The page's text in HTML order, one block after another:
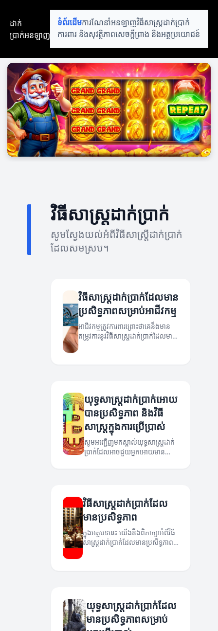
ដាក់
ប្រាក់អនឡាញ
ទំព័រដើមការណែនាំអនឡាញវិធីសាស្ត្រដាក់ប្រាក់
ការពារ និងសុវត្ថិភាពសេចក្តីព្រាង និងអត្ថប្រយោជន៍
វិធីសាស្ត្រដាក់ប្រាក់
សូមស្វែងយល់អំពីវិធីសាស្ត្រីដាក់ប្រាក់
ដែលសមស្រប។
វិធីសាស្ត្រដាក់ប្រាក់ដែលមាន
ប្រសិទ្ធភាពសម្រាប់អាជីវកម្ម
អាជីវកម្មត្រូវការពារព្រោះថាគេនឹងមាន
តម្រូវការនូវវិធីសាស្ត្រដាក់ប្រាក់ដែលមាន
ប្រសិទ្ធភាព។ អត្ថបទនេះនឹងពន្យល់អំពីវិធី
យុទ្ធសាស្ត្រដាក់ប្រាក់អោយ
បានប្រសិទ្ធភាព និងវិធី
សាស្ត្រក្នុងការប្រើប្រាស់
សូមអញ្ជើញមកស្គាល់យុទ្ធសាស្ត្រដាក់
ប្រាក់ដែលអាចជួយអ្នកអោយមាន
វិធីសាស្ត្រដាក់ប្រាក់ដែល
មានប្រសិទ្ធភាព
ក្នុងអត្ថបទនេះ យើងនឹងពិភាក្សាអំពីវិធី
សាស្ត្រដាក់ប្រាក់ដែលមានប្រសិទ្ធភាព
និងកែលម្អភាពរបស់វាជាមួយនឹង
យុទ្ធសាស្ត្រដាក់ប្រាក់ដែល
មានប្រសិទ្ធភាពសម្រាប់